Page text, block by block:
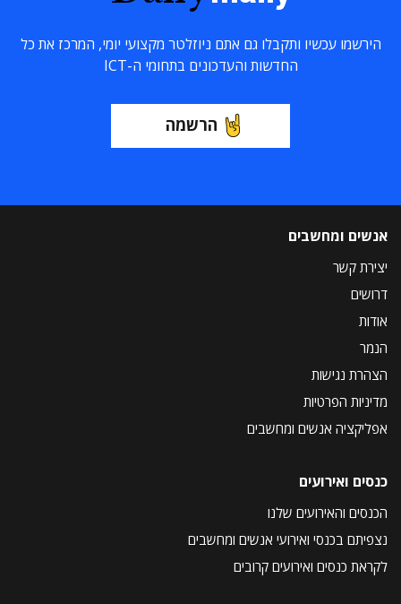
הירשמו עכשיו ותקבלו גם אתם ניוזלטר מקצועי יומי, המרכז את כל
החדשות והעדכונים בתחומי ה-ICT
הרשמה
אנשים ומחשבים
יצירת קשר
דרושים
אודות
הנמר
הצהרת נגישות
מדיניות הפרטיות
אפליקציה אנשים ומחשבים
כנסים ואירועים
הכנסים והאירועים שלנו
נצפיתם בכנסי ואירועי אנשים ומחשבים
לקראת כנסים ואירועים קרובים